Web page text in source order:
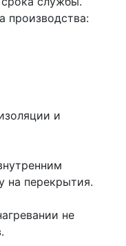
производства:
и
на перекрытия.
не